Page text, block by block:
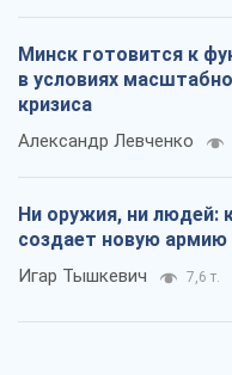
Минск готовится к
в условиях
кризиса
Александр Левченко
Ни оружия, ни людей:
создает новую армию
Игар Тышкевич 7,6 т.